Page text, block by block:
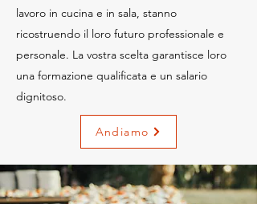
lavoro in cucina e in sala, stanno
ricostruendo il loro futuro professionale e
personale. La vostra scelta garantisce loro
una formazione qualificata e un salario
dignitoso.
Andiamo